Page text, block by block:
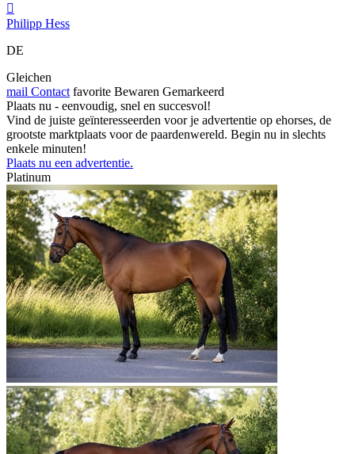

Philipp Hess
DE
Gleichen
mail Contact favorite Bewaren Gemarkeerd
Plaats nu - eenvoudig, snel en succesvol!
Vind de juiste geïnteresseerden voor je advertentie op ehorses, de
grootste marktplaats voor de paardenwereld. Begin nu in slechts
enkele minuten!
Plaats nu een advertentie.
Platinum